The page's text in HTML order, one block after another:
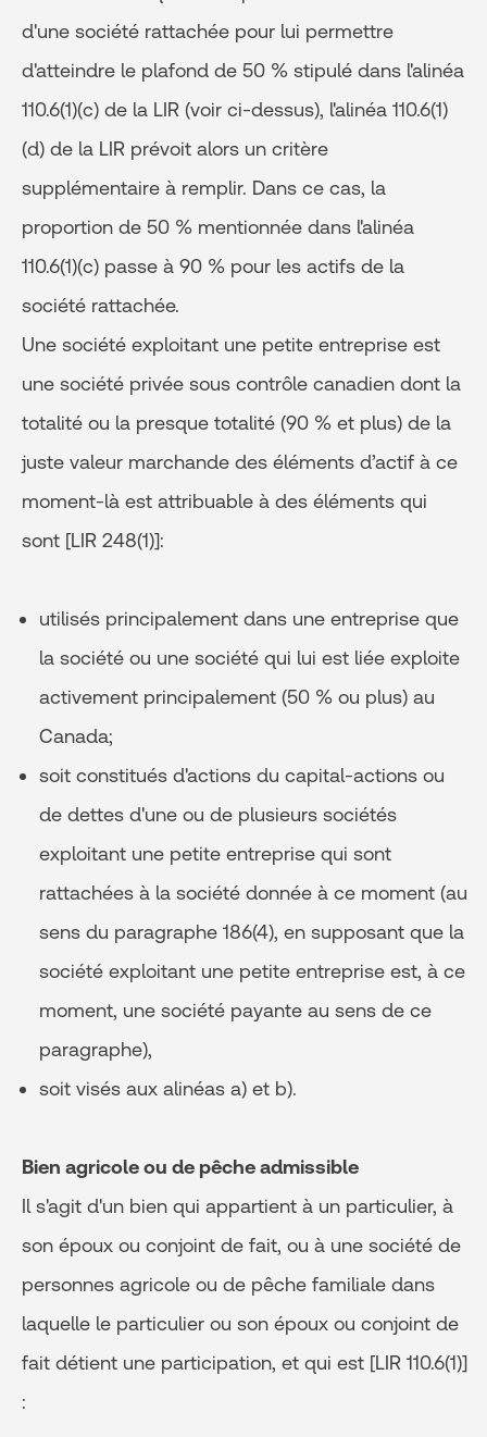
d'une société rattachée pour lui permettre
d'atteindre le plafond de 50 % stipulé dans l'alinéa
110.6(1)(c) de la LIR (voir ci-dessus), l'alinéa 110.6(1)
(d) de la LIR prévoit alors un critère
supplémentaire à remplir. Dans ce cas, la
proportion de 50 % mentionnée dans l'alinéa
110.6(1)(c) passe à 90 % pour les actifs de la
société rattachée.
Une société exploitant une petite entreprise est
une société privée sous contrôle canadien dont la
totalité ou la presque totalité (90 % et plus) de la
juste valeur marchande des éléments d’actif à ce
moment-là est attribuable à des éléments qui
sont [LIR 248(1)]:
utilisés principalement dans une entreprise que
la société ou une société qui lui est liée exploite
activement principalement (50 % ou plus) au
Canada;
soit constitués d'actions du capital-actions ou
de dettes d'une ou de plusieurs sociétés
exploitant une petite entreprise qui sont
rattachées à la société donnée à ce moment (au
sens du paragraphe 186(4), en supposant que la
société exploitant une petite entreprise est, à ce
moment, une société payante au sens de ce
paragraphe),
soit visés aux alinéas a) et b).
Bien agricole ou de pêche admissible
Il s'agit d'un bien qui appartient à un particulier, à
son époux ou conjoint de fait, ou à une société de
personnes agricole ou de pêche familiale dans
laquelle le particulier ou son époux ou conjoint de
fait détient une participation, et qui est [LIR 110.6(1)]
: